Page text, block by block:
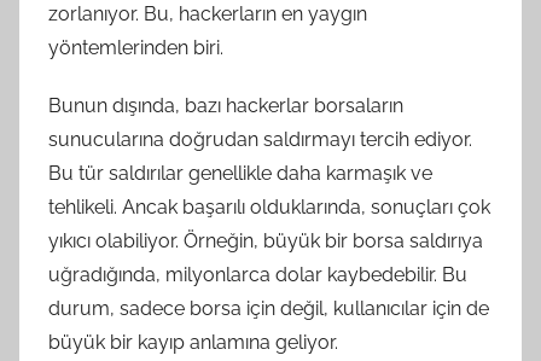
zorlanıyor. Bu, hackerların en yaygın
yöntemlerinden biri.
Bunun dışında, bazı hackerlar borsaların
sunucularına doğrudan saldırmayı tercih ediyor.
Bu tür saldırılar genellikle daha karmaşık ve
tehlikeli. Ancak başarılı olduklarında, sonuçları çok
yıkıcı olabiliyor. Örneğin, büyük bir borsa saldırıya
uğradığında, milyonlarca dolar kaybedebilir. Bu
durum, sadece borsa için değil, kullanıcılar için de
büyük bir kayıp anlamına geliyor.